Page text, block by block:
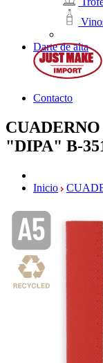
Darte de alta
Contacto
"DIPA" B-
Inicio